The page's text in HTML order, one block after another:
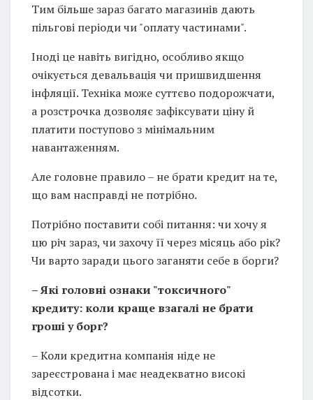
Тим більше зараз багато магазинів дають
пільгові періоди чи "оплату частинами".
Іноді це навіть вигідно, особливо якщо
очікується девальвація чи пришвидшення
інфляції. Техніка може суттєво подорожчати,
а розстрочка дозволяє зафіксувати ціну й
платити поступово з мінімальним
навантаженням.
Але головне правило – не брати кредит на те,
що вам насправді не потрібно.
Потрібно поставити собі питання: чи хочу я
цю річ зараз, чи захочу її через місяць або рік?
Чи варто заради цього заганяти себе в борги?
– Які головні ознаки "токсичного"
кредиту: коли краще взагалі не брати
гроші у борг?
– Коли кредитна компанія ніде не
зареєстрована і має неадекватно високі
відсотки.